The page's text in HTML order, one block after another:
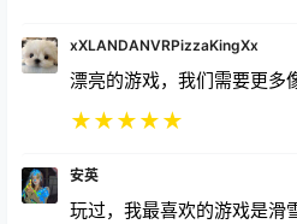
xXLANDANVRPizzaKingXx
漂亮的游戏，我们需要更多
★★★★★
安英
玩过，我最喜欢的游戏是滑